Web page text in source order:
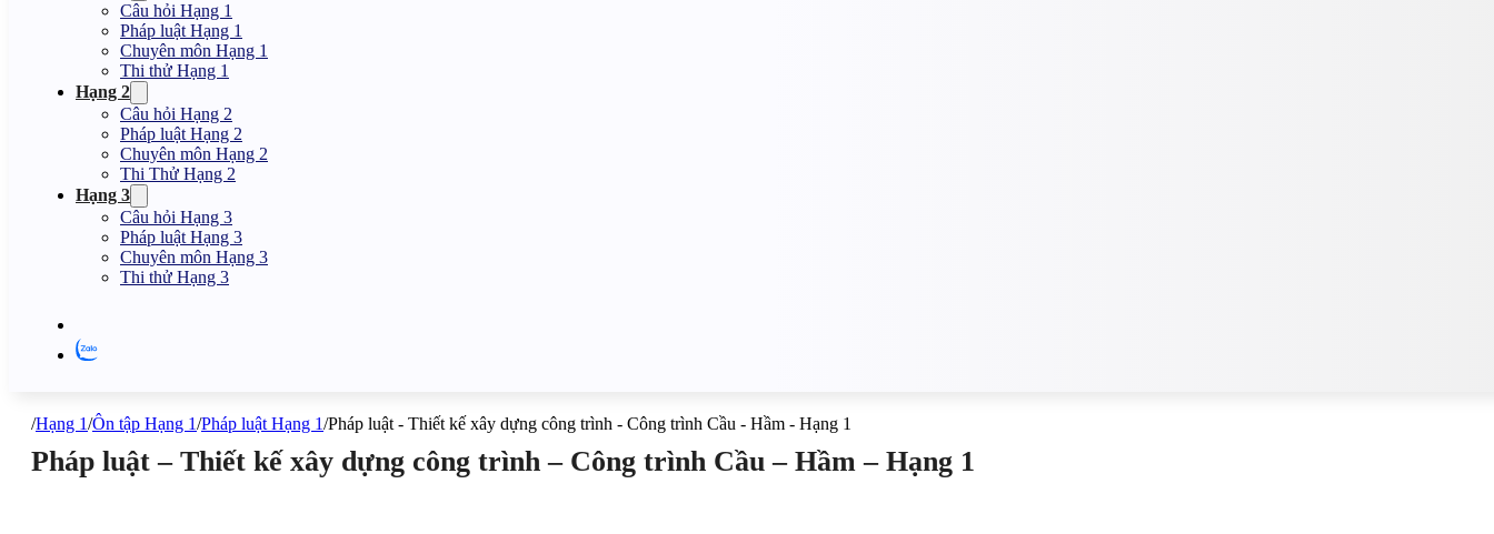
Câu hỏi Hạng 1
Pháp luật Hạng 1
Chuyên môn Hạng 1
Thi thử Hạng 1
Hạng 2
Câu hỏi Hạng 2
Pháp luật Hạng 2
Chuyên môn Hạng 2
Thi Thử Hạng 2
Hạng 3
Câu hỏi Hạng 3
Pháp luật Hạng 3
Chuyên môn Hạng 3
Thi thử Hạng 3
/Hạng 1/Ôn tập Hạng 1/Pháp luật Hạng 1/Pháp luật - Thiết kế xây dựng công trình - Công trình Cầu - Hầm - Hạng 1
Pháp luật – Thiết kế xây dựng công trình – Công trình Cầu – Hầm – Hạng 1